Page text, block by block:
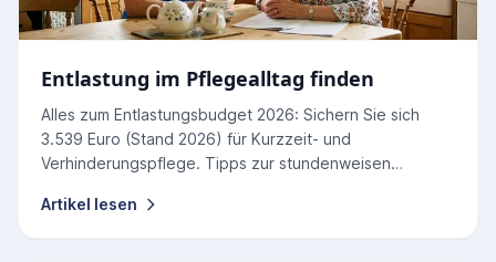
Entlastung im Pflegealltag finden
Alles zum Entlastungsbudget 2026: Sichern Sie sich
3.539 Euro (Stand 2026) für Kurzzeit- und
Verhinderungspflege. Tipps zur stundenweisen
Artikel lesen